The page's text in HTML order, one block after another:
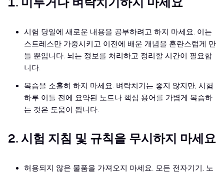
시험 당일에 새로운 내용을 공부하려고 하지 마세요. 이는
스트레스만 가중시키고 이전에 배운 개념을 혼란스럽게 만
들 뿐입니다. 뇌는 정보를 처리하고 정리할 시간이 필요합
니다.
복습을 소홀히 하지 마세요. 벼락치기는 좋지 않지만, 시험
하루 이틀 전에 요약된 노트나 핵심 용어를 가볍게 복습하
는 것은 도움이 됩니다.
2. 시험 지침 및 규칙을 무시하지 마세요
허용되지 않은 물품을 가져오지 마세요. 모든 전자기기, 노